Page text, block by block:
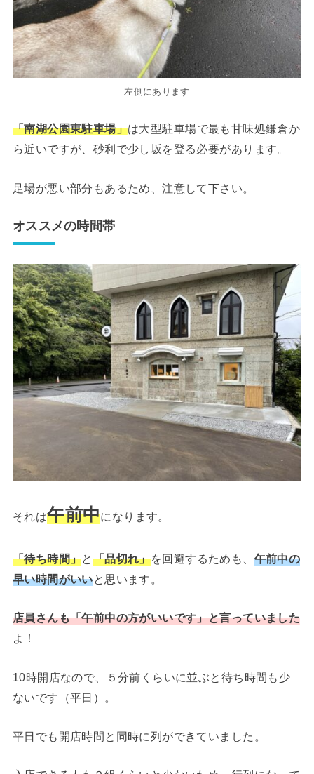
左側にあります
「南湖公園東駐車場」は大型駐車場で最も甘味処鎌倉か
ら近いですが、砂利で少し坂を登る必要があります。
足場が悪い部分もあるため、注意して下さい。
オススメの時間帯
それは午前中になります。
「待ち時間」と 「品切れ」を回避するためも、 午前中の
早い時間がいいと思います。
店員さんも「午前中の方がいいです」と言っていました
よ！
10時開店なので、５分前くらいに並ぶと待ち時間も少
ないです（平日）。
平日でも開店時間と同時に列ができていました。